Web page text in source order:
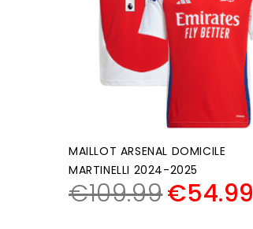
MAILLOT ARSENAL DOMICILE
MARTINELLI 2024-2025
€109.99€54.99